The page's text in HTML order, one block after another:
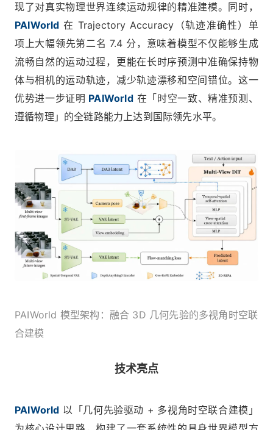
现了对真实物理世界连续运动规律的精准建模。同时，
PAIWorld 在 Trajectory Accuracy（轨迹准确性）单
项上大幅领先第二名 7.4 分，意味着模型不仅能够生成
流畅自然的运动过程，更能在长时序预测中准确保持物
体与相机的运动轨迹，减少轨迹漂移和空间错位。这一
优势进一步证明 PAIWorld在「时空一致、精准预测、
遵循物理」的全链路能力上达到国际领先水平。
PAIWorld 模型架构：融合 3D 几何先验的多视角时空联
合建模
技术亮点
PAIWorld 以「几何先验驱动 + 多视角时空联合建模」